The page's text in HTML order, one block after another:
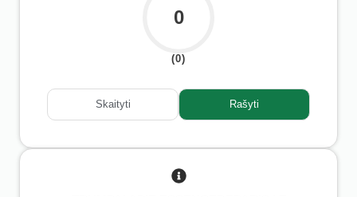
0
(0)
Skaityti Rašyti